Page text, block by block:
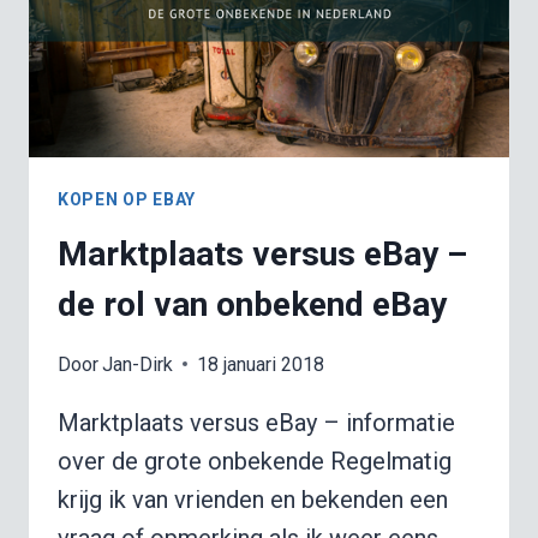
KOPEN OP EBAY
Marktplaats versus eBay –
de rol van onbekend eBay
DoorJan-Dirk 18 januari 2018
Marktplaats versus eBay – informatie
over de grote onbekende Regelmatig
krijg ik van vrienden en bekenden een